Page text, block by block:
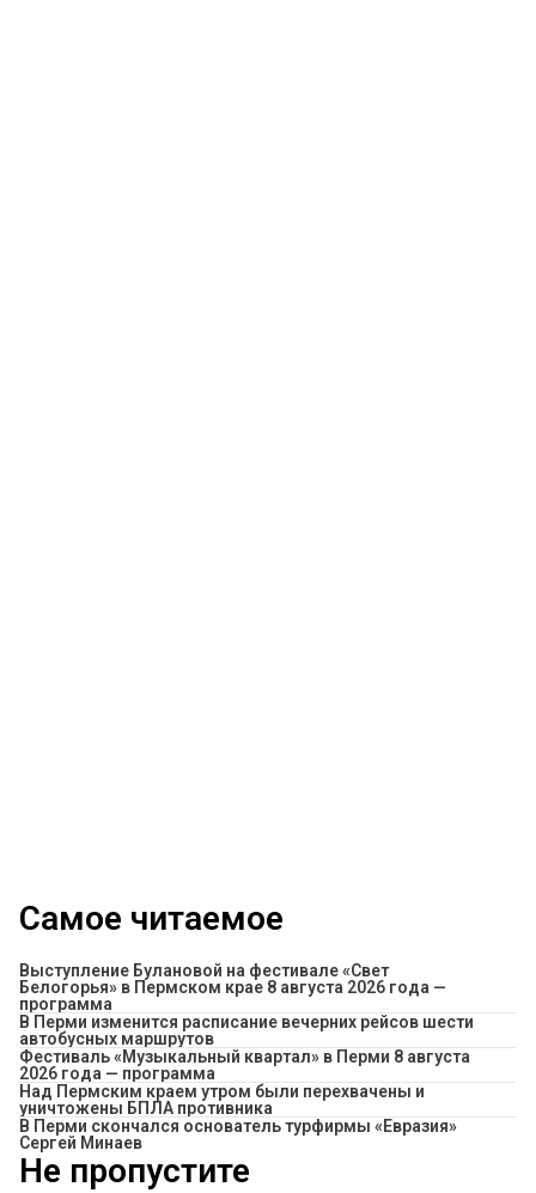
Самое читаемое
Выступление Булановой на фестивале «Свет
Белогорья» в Пермском крае 8 августа 2026 года —
программа
​В Перми изменится расписание вечерних рейсов шести
автобусных маршрутов
Фестиваль «Музыкальный квартал» в Перми 8 августа
2026 года — программа
Над Пермским краем утром были перехвачены и
уничтожены БПЛА противника
В Перми скончался основатель турфирмы «Евразия»
Сергей Минаев
Не пропустите